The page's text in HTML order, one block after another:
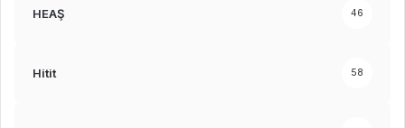
HEAŞ 46
Hitit 58